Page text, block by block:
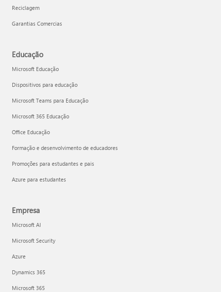
Reciclagem
Garantias Comercias
Educação
Microsoft Educação
Dispositivos para educação
Microsoft Teams para Educação
Microsoft 365 Educação
Office Educação
Formação e desenvolvimento de educadores
Promoções para estudantes e pais
Azure para estudantes
Empresa
Microsoft AI
Microsoft Security
Azure
Dynamics 365
Microsoft 365